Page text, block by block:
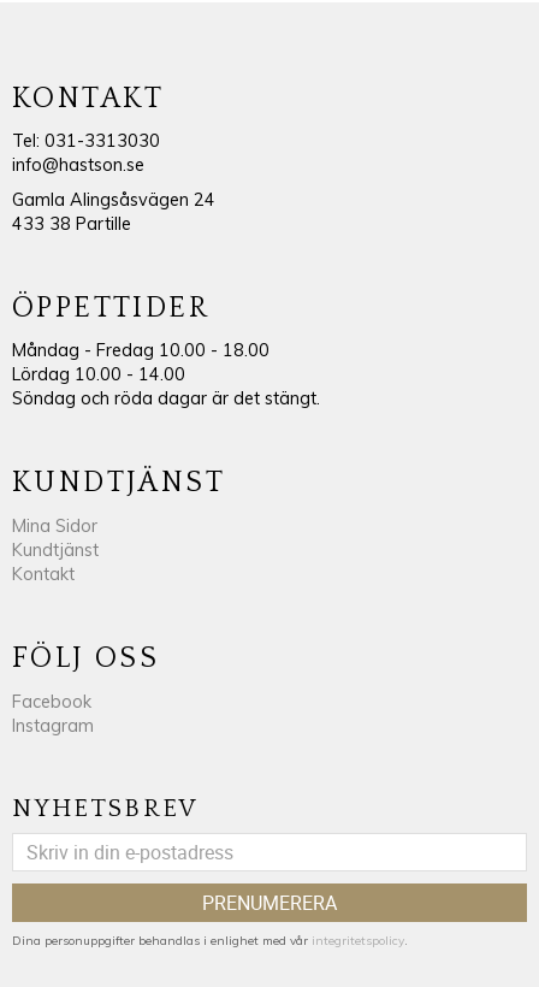
KONTAKT
Tel: 031-3313030
info@hastson.se
Gamla Alingsåsvägen 24
433 38 Partille
ÖPPETTIDER
Måndag - Fredag 10.00 - 18.00
Lördag 10.00 - 14.00
Söndag och röda dagar är det stängt.
KUNDTJÄNST
Mina Sidor
Kundtjänst
Kontakt
FÖLJ OSS
Facebook
Instagram
NYHETSBREV
PRENUMERERA
Dina personuppgifter behandlas i enlighet med vår integritetspolicy.